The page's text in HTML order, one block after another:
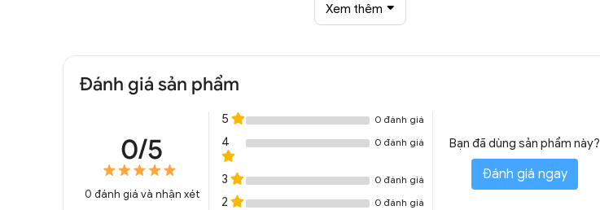
Đèn tường Vintage kiểu bão DGTNT 6803A
Xem thêm
Đánh giá sản phẩm
0/5
0 đánh giá và nhận xét
5 0 đánh giá
4 0 đánh giá
3 0 đánh giá
2 0 đánh giá
Bạn đã dùng sản phẩm này?
Đánh giá ngay